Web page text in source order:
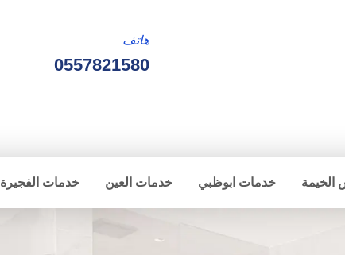
هاتف
0557821580
خدمات ابوظبي خدمات العين خدمات الفجيرة